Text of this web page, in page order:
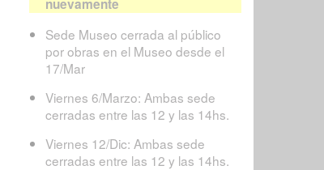
nuevamente
Sede Museo cerrada al público
por obras en el Museo desde el
17/Mar
Viernes 6/Marzo: Ambas sede
cerradas entre las 12 y las 14hs.
Viernes 12/Dic: Ambas sede
cerradas entre las 12 y las 14hs.